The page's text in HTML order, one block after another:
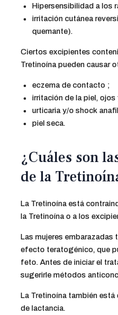
Hipersensibilidad a los
irritación cutánea
quemante).
Ciertos excipientes
Tretinoína pueden causar
eczema de contacto ;
irritación de la piel, ojos
urticaria y/o shock
piel seca.
¿Cuáles son
de la
La Tretinoína está
la Tretinoína o a los
Las mujeres
efecto teratogénico, que
feto. Antes de iniciar el
sugerirle métodos
La Tretinoína también
de lactancia.